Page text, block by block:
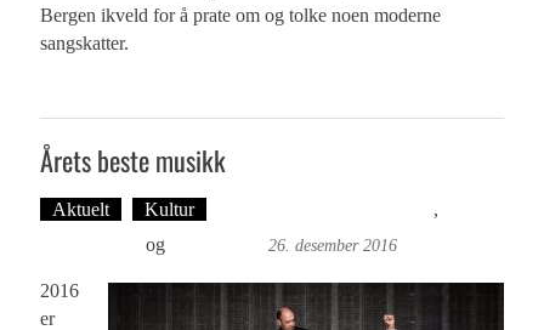
Bergen ikveld for å prate om og tolke noen moderne
sangskatter.
Årets beste musikk
Aktuelt Kultur ,
og 26. desember 2016
2016
er